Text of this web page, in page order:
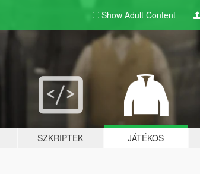
Show Adult Content
SZKRIPTEK JÁTÉKOS